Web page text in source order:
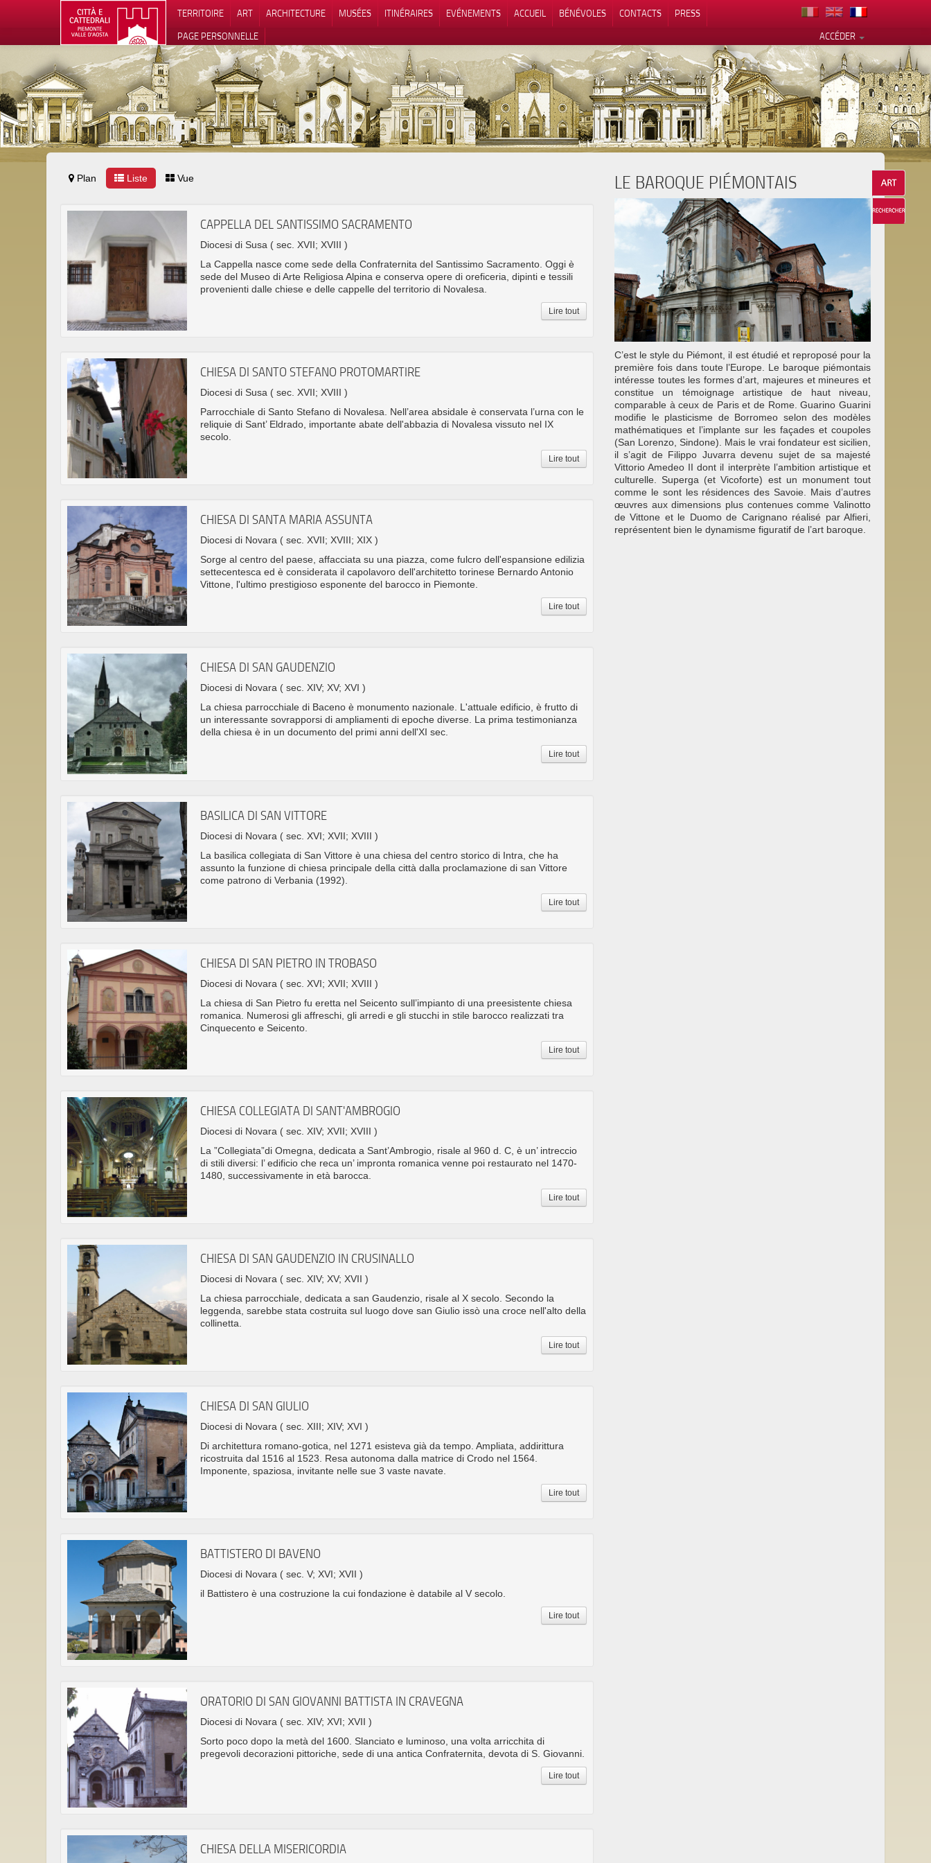
TERRITOIRE ART ARCHITECTURE MUSÉES ITINÉRAIRES EVÉNEMENTS ACCUEIL BÉNÉVOLES CONTACTS
PRESS
ACCÉDER
PAGE PERSONNELLE
Plan Liste Vue
CAPPELLA DEL SANTISSIMO SACRAMENTO
Diocesi di Susa ( sec. XVII; XVIII )
La Cappella nasce come sede della Confraternita del Santissimo Sacramento. Oggi è
sede del Museo di Arte Religiosa Alpina e conserva opere di oreficeria, dipinti e tessili
provenienti dalle chiese e delle cappelle del territorio di Novalesa.
Lire tout
CHIESA DI SANTO STEFANO PROTOMARTIRE
Diocesi di Susa ( sec. XVII; XVIII )
Parrocchiale di Santo Stefano di Novalesa. Nell’area absidale è conservata l’urna con le
reliquie di Sant’ Eldrado, importante abate dell'abbazia di Novalesa vissuto nel IX
secolo.
Lire tout
CHIESA DI SANTA MARIA ASSUNTA
Diocesi di Novara ( sec. XVII; XVIII; XIX )
Sorge al centro del paese, affacciata su una piazza, come fulcro dell'espansione edilizia
settecentesca ed è considerata il capolavoro dell'architetto torinese Bernardo Antonio
Vittone, l'ultimo prestigioso esponente del barocco in Piemonte.
Lire tout
CHIESA DI SAN GAUDENZIO
Diocesi di Novara ( sec. XIV; XV; XVI )
La chiesa parrocchiale di Baceno è monumento nazionale. L'attuale edificio, è frutto di
un interessante sovrapporsi di ampliamenti di epoche diverse. La prima testimonianza
della chiesa è in un documento del primi anni dell'XI sec.
Lire tout
BASILICA DI SAN VITTORE
Diocesi di Novara ( sec. XVI; XVII; XVIII )
La basilica collegiata di San Vittore è una chiesa del centro storico di Intra, che ha
assunto la funzione di chiesa principale della città dalla proclamazione di san Vittore
come patrono di Verbania (1992).
Lire tout
CHIESA DI SAN PIETRO IN TROBASO
Diocesi di Novara ( sec. XVI; XVII; XVIII )
La chiesa di San Pietro fu eretta nel Seicento sull’impianto di una preesistente chiesa
romanica. Numerosi gli affreschi, gli arredi e gli stucchi in stile barocco realizzati tra
Cinquecento e Seicento.
Lire tout
CHIESA COLLEGIATA DI SANT'AMBROGIO
Diocesi di Novara ( sec. XIV; XVII; XVIII )
La ”Collegiata”di Omegna, dedicata a Sant’Ambrogio, risale al 960 d. C, è un’ intreccio
di stili diversi: l’ edificio che reca un’ impronta romanica venne poi restaurato nel 1470-
1480, successivamente in età barocca.
Lire tout
CHIESA DI SAN GAUDENZIO IN CRUSINALLO
Diocesi di Novara ( sec. XIV; XV; XVII )
La chiesa parrocchiale, dedicata a san Gaudenzio, risale al X secolo. Secondo la
leggenda, sarebbe stata costruita sul luogo dove san Giulio issò una croce nell'alto della
collinetta.
Lire tout
CHIESA DI SAN GIULIO
Diocesi di Novara ( sec. XIII; XIV; XVI )
Di architettura romano-gotica, nel 1271 esisteva già da tempo. Ampliata, addirittura
ricostruita dal 1516 al 1523. Resa autonoma dalla matrice di Crodo nel 1564.
Imponente, spaziosa, invitante nelle sue 3 vaste navate.
Lire tout
BATTISTERO DI BAVENO
Diocesi di Novara ( sec. V; XVI; XVII )
il Battistero è una costruzione la cui fondazione è databile al V secolo.
Lire tout
ORATORIO DI SAN GIOVANNI BATTISTA IN CRAVEGNA
Diocesi di Novara ( sec. XIV; XVI; XVII )
Sorto poco dopo la metà del 1600. Slanciato e luminoso, una volta arricchita di
pregevoli decorazioni pittoriche, sede di una antica Confraternita, devota di S. Giovanni.
Lire tout
CHIESA DELLA MISERICORDIA
LE BAROQUE PIÉMONTAIS
C’est le style du Piémont, il est étudié et reproposé pour la
première fois dans toute l’Europe. Le baroque piémontais
intéresse toutes les formes d’art, majeures et mineures et
constitue un témoignage artistique de haut niveau,
comparable à ceux de Paris et de Rome. Guarino Guarini
modifie le plasticisme de Borromeo selon des modèles
mathématiques et l’implante sur les façades et coupoles
(San Lorenzo, Sindone). Mais le vrai fondateur est sicilien,
il s’agit de Filippo Juvarra devenu sujet de sa majesté
Vittorio Amedeo II dont il interprète l’ambition artistique et
culturelle. Superga (et Vicoforte) est un monument tout
comme le sont les résidences des Savoie. Mais d’autres
œuvres aux dimensions plus contenues comme Valinotto
de Vittone et le Duomo de Carignano réalisé par Alfieri,
représentent bien le dynamisme figuratif de l’art baroque.
Vos choix en matière de confidentialité